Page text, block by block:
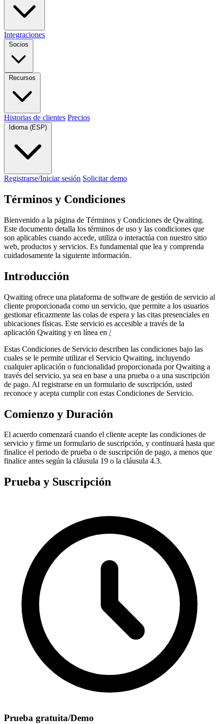
Integraciones
Socios
Recursos
Historias de clientes Precios
Idioma (ESP)
Registrarse/Iniciar sesión Solicitar demo
Términos y Condiciones
Bienvenido a la página de Términos y Condiciones de Qwaiting.
Este documento detalla los términos de uso y las condiciones que
son aplicables cuando accede, utiliza o interactúa con nuestro sitio
web, productos y servicios. Es fundamental que lea y comprenda
cuidadosamente la siguiente información.
Introducción
Qwaiting ofrece una plataforma de software de gestión de servicio al
cliente proporcionada como un servicio, que permite a los usuarios
gestionar eficazmente las colas de espera y las citas presenciales en
ubicaciones físicas. Este servicio es accesible a través de la
aplicación Qwaiting y en línea en /
Estas Condiciones de Servicio describen las condiciones bajo las
cuales se le permite utilizar el Servicio Qwaiting, incluyendo
cualquier aplicación o funcionalidad proporcionada por Qwaiting a
través del servicio, ya sea en base a una prueba o a una suscripción
de pago. Al registrarse en un formulario de suscripción, usted
reconoce y acepta cumplir con estas Condiciones de Servicio.
Comienzo y Duración
El acuerdo comenzará cuando el cliente acepte las condiciones de
servicio y firme un formulario de suscripción, y continuará hasta que
finalice el periodo de prueba o de suscripción de pago, a menos que
finalice antes según la cláusula 19 o la cláusula 4.3.
Prueba y Suscripción
Prueba gratuita/Demo